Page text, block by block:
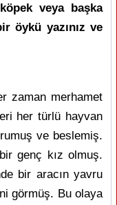
veya başka
öykü yazınız ve
zaman merhamet
her türlü hayvan
ve beslemiş.
genç kız olmuş.
bir aracın yavru
görmüş. Bu olaya